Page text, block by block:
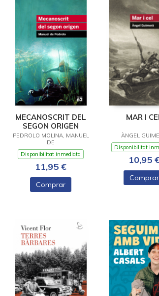
MECANOSCRIT DEL
SEGON ORIGEN
PEDROLO MOLINA, MANUEL
DE
Disponibilitat inmediata
11,95 €
Comprar
MAR I
ÀNGEL
Disponibilitat
10,95
Comprar